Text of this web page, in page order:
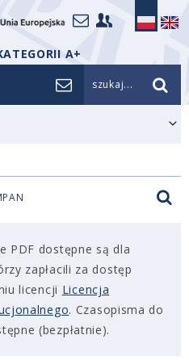
A+
szukaj...
PDF dostępne są dla
zapłacili za dostęp
licencji Licencja
. Czasopisma do
(bezpłatnie).